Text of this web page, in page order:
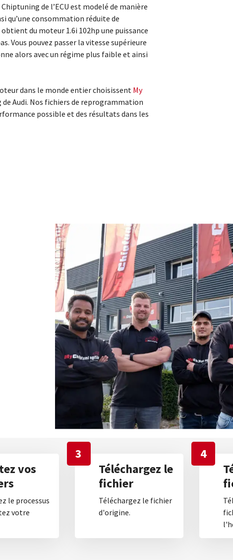
de l’ECU est modelé de manière
qu’une consommation réduite de
du moteur 1.6i 102hp une puissance
Vous pouvez passer la vitesse supérieure
alors avec un régime plus faible et ainsi
dans le monde entier choisissent My
Audi. Nos fichiers de reprogrammation
possible et des résultats dans les
vos
le processus
votre
3
Téléchargez le
fichier
Téléchargez le fichier
d'origine.
4